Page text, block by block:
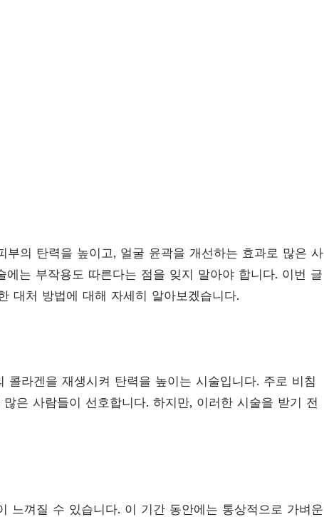
부의 탄력을 높이고, 얼굴 윤곽을 개선하는 효과로 많은 사
는 부작용도 따른다는 점을 잊지 말아야 합니다. 이번 글
대처 방법에 대해 자세히 알아보겠습니다.
콜라겐을 재생시켜 탄력을 높이는 시술입니다. 주로 비침
은 사람들이 선호합니다. 하지만, 이러한 시술을 받기 전
느껴질 수 있습니다. 이 기간 동안에는 통상적으로 가벼운